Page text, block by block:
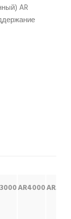
AR
AR4000